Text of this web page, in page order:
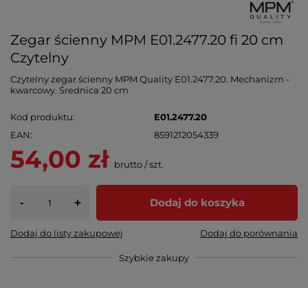
Zegar ścienny MPM E01.2477.20 fi 20 cm
Czytelny
Czytelny zegar ścienny MPM Quality E01.2477.20. Mechanizm -
kwarcowy. Średnica 20 cm
Kod produktu
E01.2477.20
EAN
8591212054339
54,00 zł brutto/szt.
- + Dodaj do koszyka
Dodaj do listy zakupowej Dodaj do porównania
Szybkie zakupy